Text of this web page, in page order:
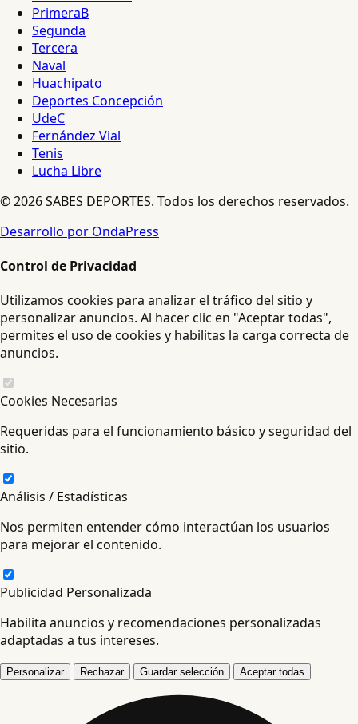
PrimeraB
Segunda
Tercera
Naval
Huachipato
Deportes Concepción
UdeC
Fernández Vial
Tenis
Lucha Libre
© 2026 SABES DEPORTES. Todos los derechos reservados.
Desarrollo por OndaPress
Control de Privacidad
Utilizamos cookies para analizar el tráfico del sitio y
personalizar anuncios. Al hacer clic en "Aceptar todas",
permites el uso de cookies y habilitas la carga correcta de
anuncios.
Cookies Necesarias
Requeridas para el funcionamiento básico y seguridad del
sitio.
Análisis / Estadísticas
Nos permiten entender cómo interactúan los usuarios
para mejorar el contenido.
Publicidad Personalizada
Habilita anuncios y recomendaciones personalizadas
adaptadas a tus intereses.
Personalizar Rechazar Guardar selección Aceptar todas